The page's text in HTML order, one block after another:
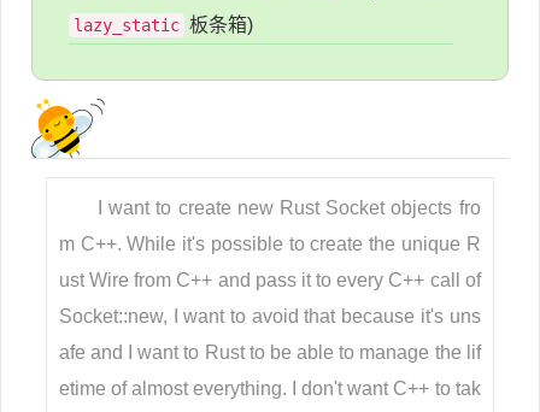
lazy_static 板条箱)
I want to create new Rust Socket objects fro
m C++. While it's possible to create the unique R
ust Wire from C++ and pass it to every C++ call of
Socket::new, I want to avoid that because it's uns
afe and I want to Rust to be able to manage the lif
etime of almost everything. I don't want C++ to tak